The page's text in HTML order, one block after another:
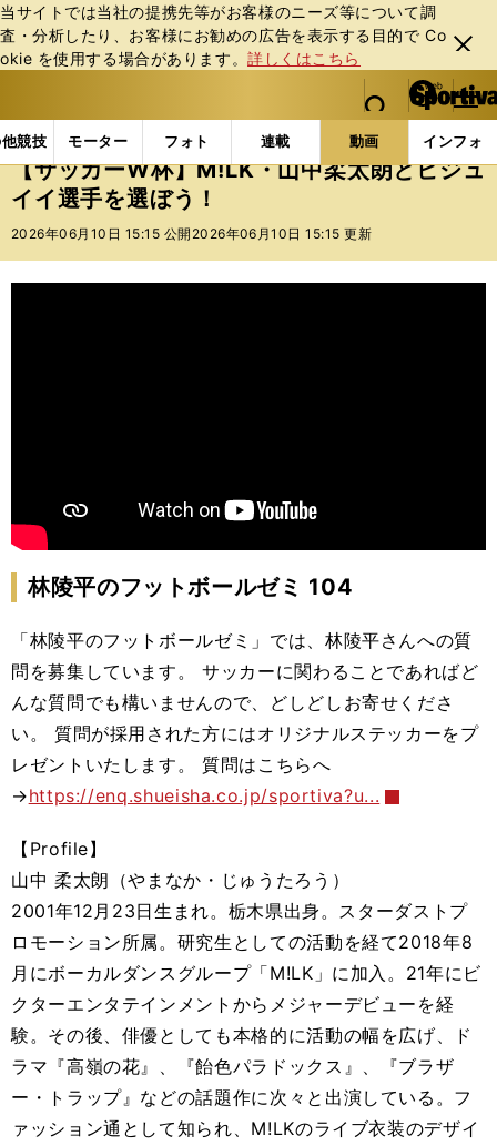
当サイトでは当社の提携先等がお客様のニーズ等について調
査・分析したり、お客様にお勧めの広告を表⽰する⽬的で Co
okie を使⽤する場合があります。詳しくはこちら
閉じ
る
web Sportiva (webスポルティーバ)
検索
マイペ
ー
ジ
メニュ
競技 モーター フォト 連載 動画 インフォ
b
ス
ポ
ル
動画 【サッカーW杯】M!LK・山中柔太朗とビジュイ
【サッカーW杯】M!LK・山中柔太朗とビジュ
イイ選手を選ぼう！
2026年06月10日 15:15 公開 2026年06月10日 15:15 更新
林陵平のフットボールゼミ 104
「林陵平のフットボールゼミ」では、林陵平さんへの質
問を募集しています。 サッカーに関わることであればど
んな質問でも構いませんので、どしどしお寄せくださ
い。 質問が採用された方にはオリジナルステッカーをプ
レゼントいたします。 質問はこちらへ
→https://enq.shueisha.co.jp/sportiva?u...
【Profile】
山中 柔太朗（やまなか・じゅうたろう）
2001年12月23日生まれ。栃木県出身。スターダストプ
ロモーション所属。研究生としての活動を経て2018年8
月にボーカルダンスグループ「M!LK」に加入。21年にビ
クターエンタテインメントからメジャーデビューを経
験。その後、俳優としても本格的に活動の幅を広げ、ド
ラマ『高嶺の花』、『飴色パラドックス』、『ブラザ
ー・トラップ』などの話題作に次々と出演している。フ
ァッション通として知られ、M!LKのライブ衣装のデザイ